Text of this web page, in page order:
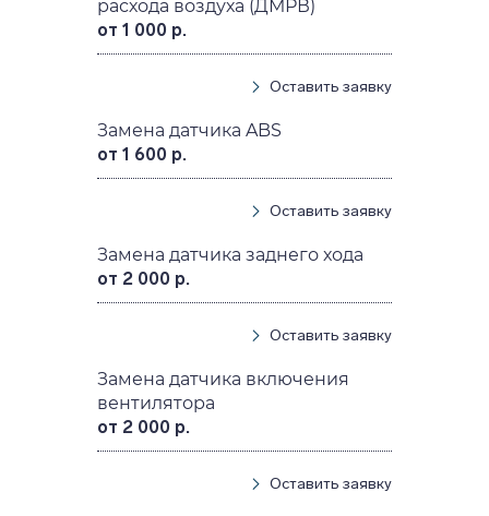
расхода воздуха (ДМРВ)
от 1 000 р.
Оставить заявку
Замена датчика ABS
от 1 600 р.
Оставить заявку
Замена датчика заднего хода
от 2 000 р.
Оставить заявку
Замена датчика включения
вентилятора
от 2 000 р.
Оставить заявку